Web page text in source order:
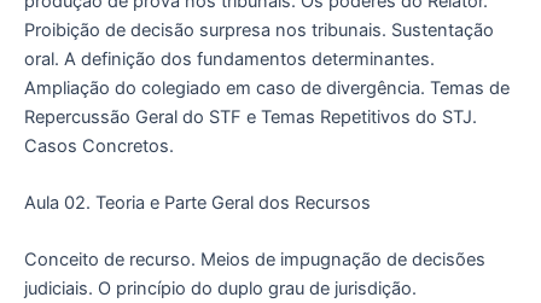
Proibição de decisão surpresa nos tribunais. Sustentação
oral. A definição dos fundamentos determinantes.
Ampliação do colegiado em caso de divergência. Temas de
Repercussão Geral do STF e Temas Repetitivos do STJ.
Casos Concretos.
Aula 02. Teoria e Parte Geral dos Recursos
Conceito de recurso. Meios de impugnação de decisões
judiciais. O princípio do duplo grau de jurisdição.